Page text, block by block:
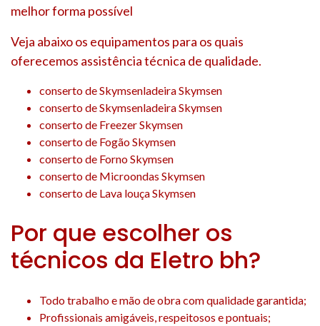
melhor forma possível
Veja abaixo os equipamentos para os quais
oferecemos assistência técnica de qualidade.
conserto de Skymsenladeira Skymsen
conserto de Skymsenladeira Skymsen
conserto de Freezer Skymsen
conserto de Fogão Skymsen
conserto de Forno Skymsen
conserto de Microondas Skymsen
conserto de Lava louça Skymsen
Por que escolher os
técnicos da Eletro bh?
Todo trabalho e mão de obra com qualidade garantida;
Profissionais amigáveis, respeitosos e pontuais;